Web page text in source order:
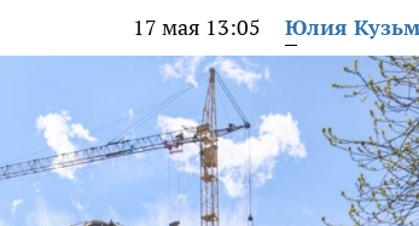
17 мая 13:05 Юлия